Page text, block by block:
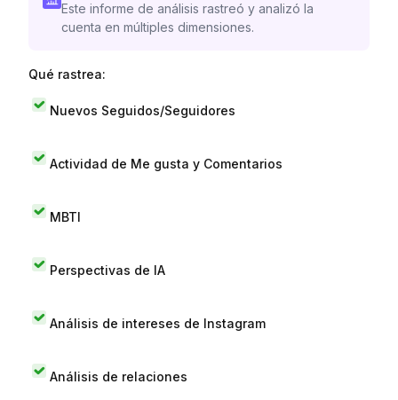
Este informe de análisis rastreó y analizó la
cuenta en múltiples dimensiones.
Qué rastrea:
Nuevos Seguidos/Seguidores
Actividad de Me gusta y Comentarios
MBTI
Perspectivas de IA
Análisis de intereses de Instagram
Análisis de relaciones